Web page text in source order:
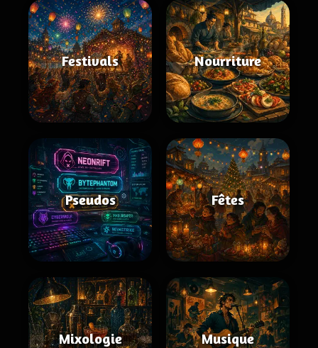
Festivals Nourriture
Pseudos Fêtes
Mixologie Musique